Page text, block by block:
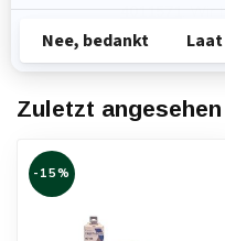
4011571. Wir
Zuletzt angesehen
-15%